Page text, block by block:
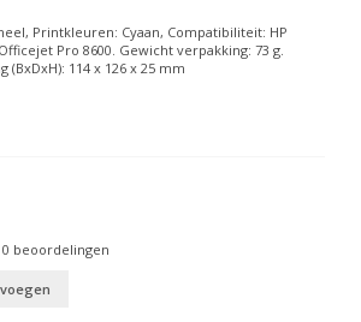
Printkleuren: Cyaan, Compatibiliteit: HP
Pro 8600. Gewicht verpakking: 73 g.
114 x 126 x 25 mm
0 beoordelingen